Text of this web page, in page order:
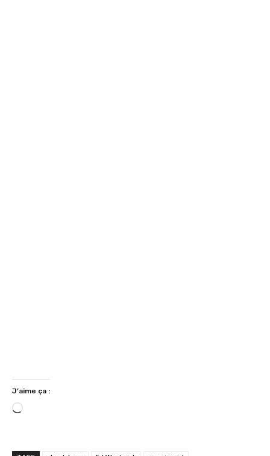
J’aime ça :
C
r